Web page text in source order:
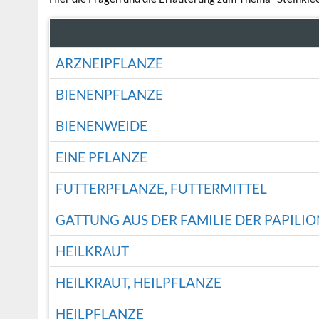
ARZNEIPFLANZE
BIENENPFLANZE
BIENENWEIDE
EINE PFLANZE
FUTTERPFLANZE, FUTTERMITTEL
GATTUNG AUS DER FAMILIE DER
HEILKRAUT
HEILKRAUT, HEILPFLANZE
HEILPFLANZE